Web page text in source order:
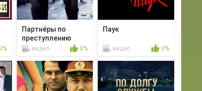
Партнёры по
преступлению
видео 0%
Паук
видео 0%